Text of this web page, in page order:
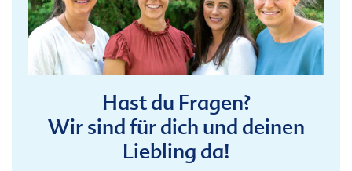
Hast du Fragen?
Wir sind für dich und deinen
Liebling da!